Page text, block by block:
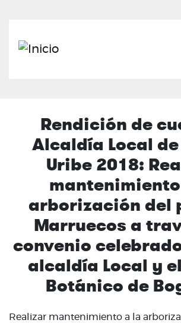
Rendición de
Alcaldía Local de
Uribe 2018:
arborización del
Marruecos a
convenio
alcaldía Local y
Botánico de
Realizar mantenimiento a la